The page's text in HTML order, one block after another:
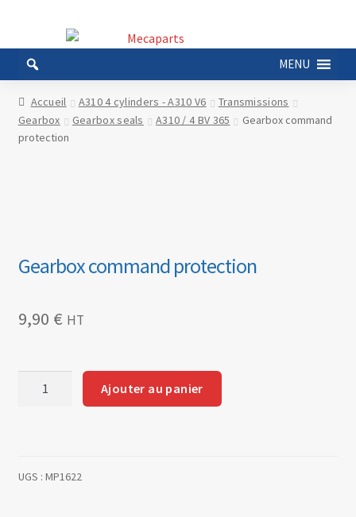
la
navigation
au
contenu
MENU
Accueil A310 4 cylinders - A310 V6
Transmissions
Gearbox
Gearbox seals A310 / 4 BV 365
Gearbox command
protection
Gearbox command protection
9,90 € HT
Ajouter au panier
UGS : MP1622